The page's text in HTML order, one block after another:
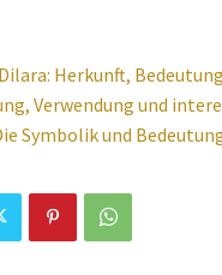
Herkunft,
Verwendung und
Symbolik und